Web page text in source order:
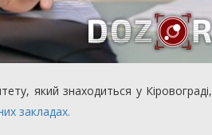
який знаходиться у Кіровограді,
закладах.